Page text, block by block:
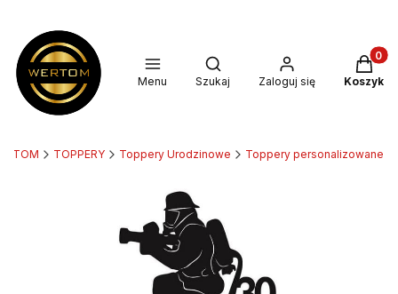
Menu
Otwórz wyszukiwarkę
Szukaj Zaloguj się Koszyk
TOPPERY Toppery Urodzinowe Toppery personalizowane